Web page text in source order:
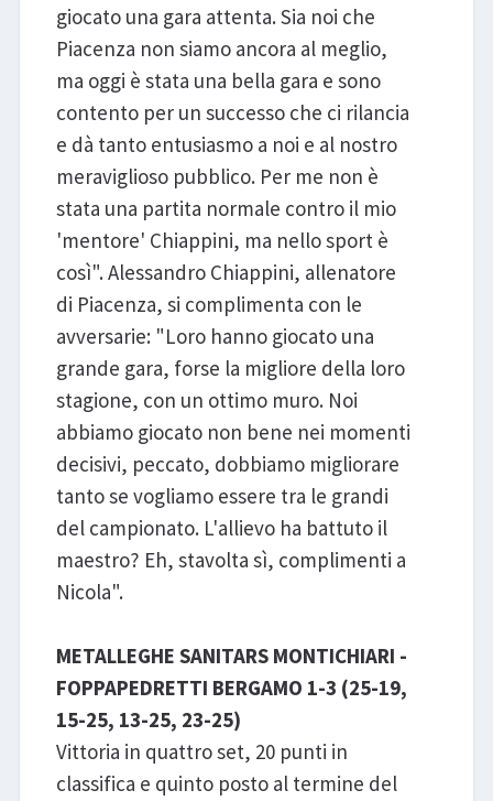
giocato una gara attenta. Sia noi che
Piacenza non siamo ancora al meglio,
ma oggi è stata una bella gara e sono
contento per un successo che ci rilancia
e dà tanto entusiasmo a noi e al nostro
meraviglioso pubblico. Per me non è
stata una partita normale contro il mio
'mentore' Chiappini, ma nello sport è
così". Alessandro Chiappini, allenatore
di Piacenza, si complimenta con le
avversarie: "Loro hanno giocato una
grande gara, forse la migliore della loro
stagione, con un ottimo muro. Noi
abbiamo giocato non bene nei momenti
decisivi, peccato, dobbiamo migliorare
tanto se vogliamo essere tra le grandi
del campionato. L'allievo ha battuto il
maestro? Eh, stavolta sì, complimenti a
Nicola".
METALLEGHE SANITARS MONTICHIARI -
FOPPAPEDRETTI BERGAMO 1-3 (25-19,
15-25, 13-25, 23-25)
Vittoria in quattro set, 20 punti in
classifica e quinto posto al termine del